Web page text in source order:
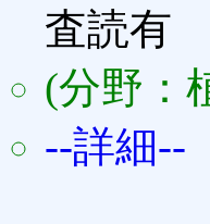
査読有
(分野：
--詳細--